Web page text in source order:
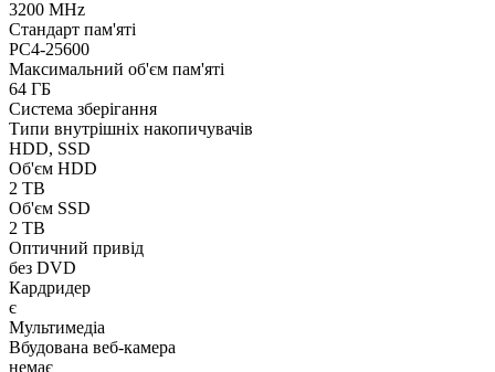
3200 MHz
Стандарт пам'яті
PC4-25600
Максимальний об'єм пам'яті
64 ГБ
Система зберігання
Типи внутрішніх накопичувачів
HDD, SSD
Об'єм HDD
2 TB
Об'єм SSD
2 TB
Оптичний привід
без DVD
Кардридер
є
Мультимедіа
Вбудована веб-камера
немає